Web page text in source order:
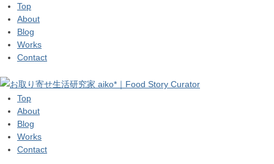
Top
About
Blog
Works
Contact
Top
About
Blog
Works
Contact